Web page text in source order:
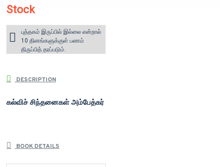
Stock
புத்தகம் இருப்பில் இல்லை என்றால்
10 தினங்களுக்குள் பணம்
திருப்பித் தரப்படும்.
DESCRIPTION
கல்விச் சிந்தனைகள் அம்பேத்கர்
BOOK DETAILS